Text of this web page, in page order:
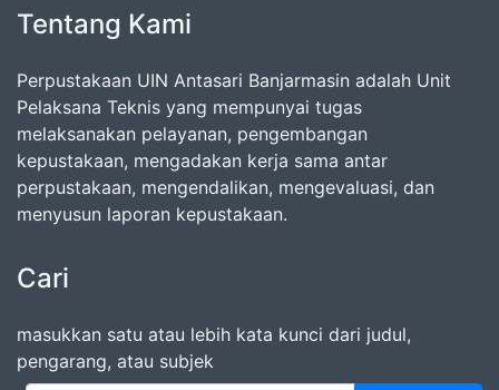
Tentang Kami
Perpustakaan UIN Antasari Banjarmasin adalah Unit
Pelaksana Teknis yang mempunyai tugas
melaksanakan pelayanan, pengembangan
kepustakaan, mengadakan kerja sama antar
perpustakaan, mengendalikan, mengevaluasi, dan
menyusun laporan kepustakaan.
Cari
masukkan satu atau lebih kata kunci dari judul,
pengarang, atau subjek